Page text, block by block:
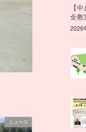
ニュース
【
全教
2026